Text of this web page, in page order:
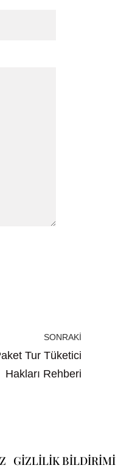
SONRAKI
Tur Tüketici
Hakları Rehberi
GIZLILIK BILDIRIMI